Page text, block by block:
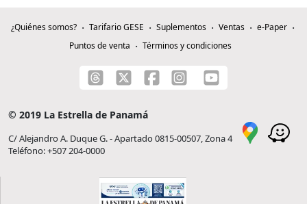
¿Quiénes somos? Tarifario GESE Suplementos Ventas
e-Paper
Puntos de venta
Términos y condiciones
© 2019 La Estrella de Panamá
C/ Alejandro A. Duque G. - Apartado 0815-00507, Zona 4
Teléfono: +507 204-0000